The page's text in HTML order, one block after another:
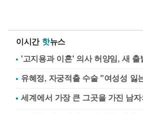
이시간 핫뉴스
'고지용과 이혼' 의사 허양임, 새 출
유혜정, 자궁적출 수술 "여성성 잃